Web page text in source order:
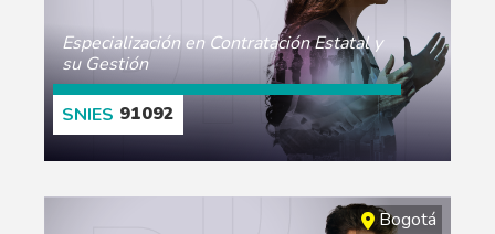
Especialización en Contratación Estatal y
su Gestión
91092
CONOCE MÁS
Bogotá